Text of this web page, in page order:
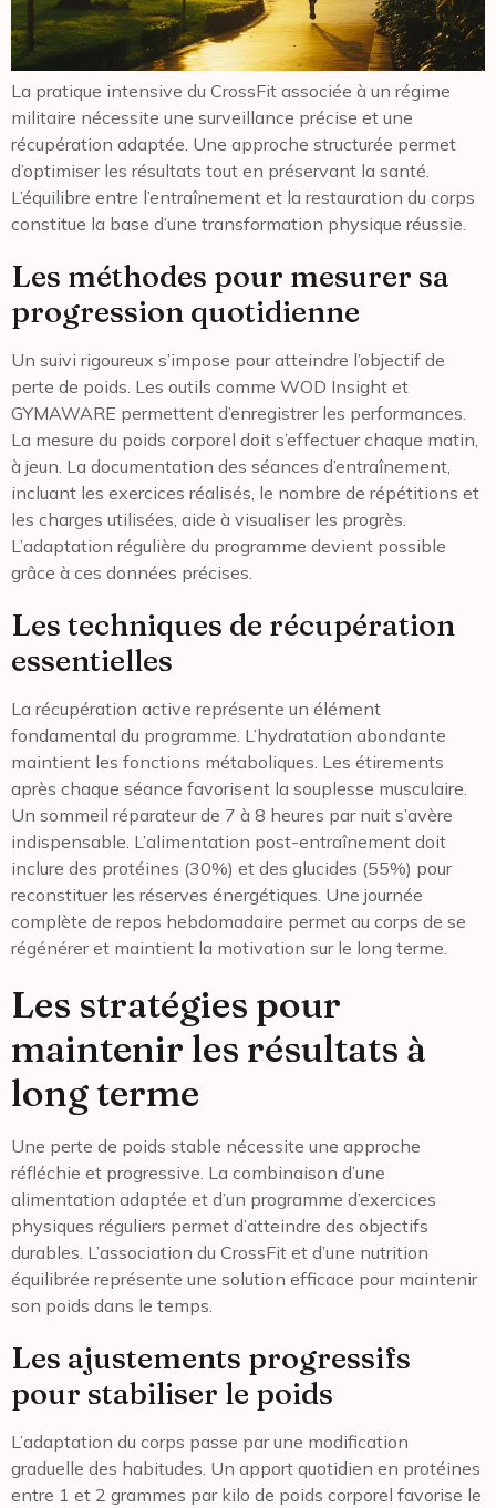
La pratique intensive du CrossFit associée à un régime
militaire nécessite une surveillance précise et une
récupération adaptée. Une approche structurée permet
d’optimiser les résultats tout en préservant la santé.
L’équilibre entre l’entraînement et la restauration du corps
constitue la base d’une transformation physique réussie.
Les méthodes pour mesurer sa
progression quotidienne
Un suivi rigoureux s’impose pour atteindre l’objectif de
perte de poids. Les outils comme WOD Insight et
GYMAWARE permettent d’enregistrer les performances.
La mesure du poids corporel doit s’effectuer chaque matin,
à jeun. La documentation des séances d’entraînement,
incluant les exercices réalisés, le nombre de répétitions et
les charges utilisées, aide à visualiser les progrès.
L’adaptation régulière du programme devient possible
grâce à ces données précises.
Les techniques de récupération
essentielles
La récupération active représente un élément
fondamental du programme. L’hydratation abondante
maintient les fonctions métaboliques. Les étirements
après chaque séance favorisent la souplesse musculaire.
Un sommeil réparateur de 7 à 8 heures par nuit s’avère
indispensable. L’alimentation post-entraînement doit
inclure des protéines (30%) et des glucides (55%) pour
reconstituer les réserves énergétiques. Une journée
complète de repos hebdomadaire permet au corps de se
régénérer et maintient la motivation sur le long terme.
Les stratégies pour
maintenir les résultats à
long terme
Une perte de poids stable nécessite une approche
réfléchie et progressive. La combinaison d’une
alimentation adaptée et d’un programme d’exercices
physiques réguliers permet d’atteindre des objectifs
durables. L’association du CrossFit et d’une nutrition
équilibrée représente une solution efficace pour maintenir
son poids dans le temps.
Les ajustements progressifs
pour stabiliser le poids
L’adaptation du corps passe par une modification
graduelle des habitudes. Un apport quotidien en protéines
entre 1 et 2 grammes par kilo de poids corporel favorise le